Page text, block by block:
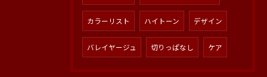
カラーリスト ハイトーン デザイン
バレイヤージュ 切りっぱなし ケア